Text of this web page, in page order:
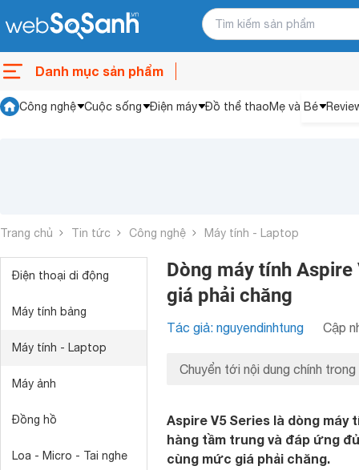
Danh mục sản phẩm
Công nghệ Cuộc sống Điện máy Đồ thể thaoMẹ và Bé
Trang chủ Tin tức Công nghệ Máy tính - Laptop
Điện thoại di động
Máy tính bảng
Máy tính - Laptop
Máy ảnh
Đồng hồ
Loa - Micro - Tai nghe
Dòng máy tính
giá phải chăng
Tác giả: nguyendinhtung Cập
Chuyển tới nội dung chính trong
Aspire V5 Series là dòng
hàng tầm trung và đáp ứng
cùng mức giá phải chăng.